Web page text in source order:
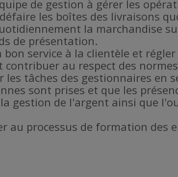
de gestion à gérer les
les boîtes des livraisons
la marchandise
de présentation.
service à la clientèle et
contribuer au respect des
les tâches des gestionnaires en
sont prises et que les
gestion de l'argent ainsi que
au processus de formation des